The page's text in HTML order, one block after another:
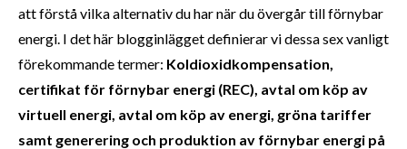
att förstå vilka alternativ du har när du övergår till förnybar
energi. I det här blogginlägget definierar vi dessa sex vanligt
förekommande termer: Koldioxidkompensation,
certifikat för förnybar energi (REC), avtal om köp av
virtuell energi, avtal om köp av energi, gröna tariffer
samt generering och produktion av förnybar energi på